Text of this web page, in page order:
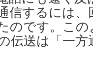
信するには、
のです。こ
伝送は「一